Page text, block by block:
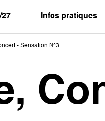
27 Infos pratiques
- Sensation N°3